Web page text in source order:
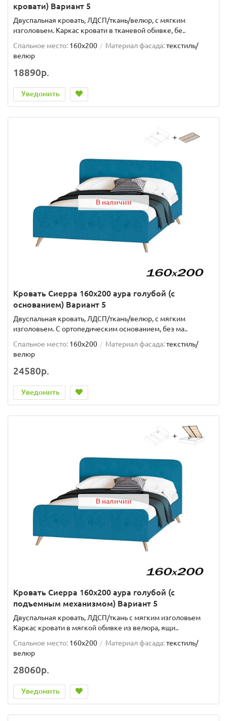
кровати) Вариант 5
Двуспальная кровать, ЛДСП/ткань/велюр, с мягким
изголовьем. Каркас кровати в тканевой обивке, бе..
Спальное место: 160x200 Материал фасада:текстиль/
велюр
18890р.
Уведомить
В наличии
Кровать Сиерра 160х200 аура голубой (с
основанием) Вариант 5
Двуспальная кровать, ЛДСП/ткань/велюр, с мягким
изголовьем. C ортопедическим основанием, без ма..
Спальное место: 160x200 Материал фасада:текстиль/
велюр
24580р.
Уведомить
В наличии
Кровать Сиерра 160х200 аура голубой (с
подъемным механизмом) Вариант 5
Двуспальная кровать, ЛДСП/ткань с мягким изголовьем
Каркас кровати в мягкой обивке из велюра, ящи..
Спальное место: 160x200 Материал фасада:текстиль/
велюр
28060р.
Уведомить